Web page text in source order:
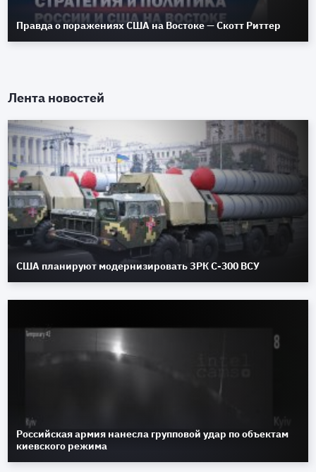
Правда о поражениях США на Востоке — Скотт Риттер
Лента новостей
США планируют модернизировать ЗРК С-300 ВСУ
Российская армия нанесла групповой удар по объектам
киевского режима